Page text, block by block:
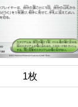
1枚